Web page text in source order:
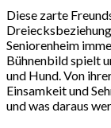
Diese zarte
Seniorenheim
Bühnenbild spielt
und Hund. Von
Einsamkeit und
und was daraus